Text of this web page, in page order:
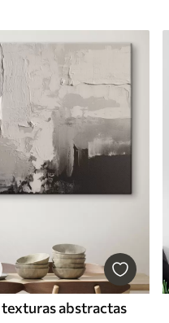
abstractas